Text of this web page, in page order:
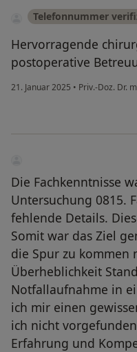
Telefonnummer
Hervorragende
postoperative
21. Januar 2025 • Priv.-Doz. Dr.
Die Fachkenntnisse
Untersuchung 0815.
fehlende Details.
Somit war das Ziel
die Spur zu kommen
Überheblichkeit
Notfallaufnahme in
ich mir einen
ich nicht
Erfahrung und